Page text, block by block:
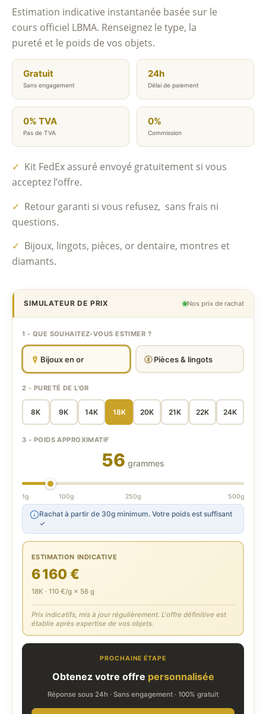
Estimation indicative instantanée basée sur le
cours officiel LBMA. Renseignez le type, la
pureté et le poids de vos objets.
Gratuit
Sans engagement
24h
Délai de paiement
0% TVA
Pas de TVA
0%
Commission
✓ Kit FedEx assuré envoyé gratuitement si vous
acceptez l’offre.
✓ Retour garanti si vous refusez, sans frais ni
questions.
✓ Bijoux, lingots, pièces, or dentaire, montres et
diamants.
SIMULATEUR DE PRIX Nos prix de rachat
1 - QUE SOUHAITEZ-VOUS ESTIMER ?
Bijoux en or Pièces & lingots
2 - PURETÉ DE L'OR
8K 9K 14K 18K 20K 21K 22K 24K
3 - POIDS APPROXIMATIF
56 grammes
1g 100g 250g 500g
Rachat à partir de 30g minimum. Votre poids est suffisant
✓
ESTIMATION INDICATIVE
6 160 €
18K · 110 €/g × 56 g
Prix indicatifs, mis à jour régulièrement. L'offre définitive est
établie après expertise de vos objets.
PROCHAINE ÉTAPE
Obtenez votre offre personnalisée
Réponse sous 24h · Sans engagement · 100% gratuit